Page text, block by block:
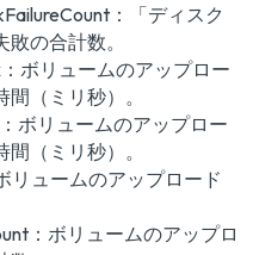
：「ディスク
の合計数。
ボリュームのアップロー
（ミリ秒）。
ボリュームのアップロー
（ミリ秒）。
リュームのアップロード
：ボリュームのアップロ